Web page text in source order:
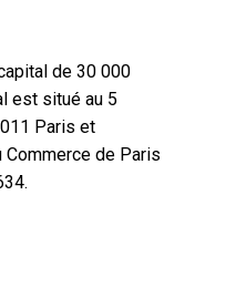
de 30 000
est situé au 5
Paris et
Commerce de Paris